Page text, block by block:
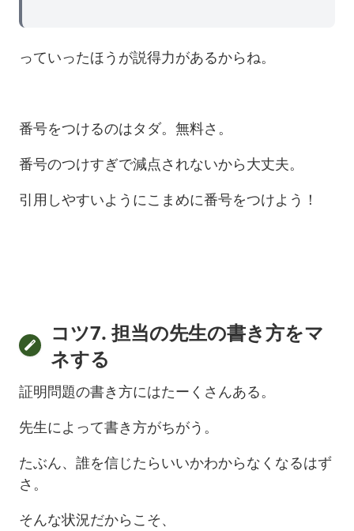
っていったほうが説得力があるからね。
番号をつけるのはタダ。無料さ。
番号のつけすぎで減点されないから大丈夫。
引用しやすいようにこまめに番号をつけよう！
コツ7. 担当の先生の書き方をマ
ネする
証明問題の書き方にはたーくさんある。
先生によって書き方がちがう。
たぶん、誰を信じたらいいかわからなくなるはず
さ。
そんな状況だからこそ、